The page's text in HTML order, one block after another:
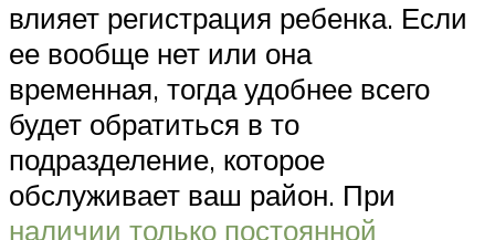
влияет регистрация ребенка. Если
ее вообще нет или она
временная, тогда удобнее всего
будет обратиться в то
подразделение, которое
обслуживает ваш район. При
наличии только постоянной